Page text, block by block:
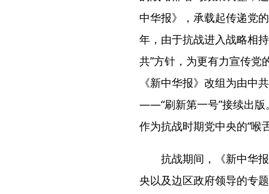
中华报》，承载起传递党
年，由于抗战进入战略相
共”方针，为更有力宣传党
《新中华报》改组为由中
——“刷新第一号”接续出版
作为抗战时期党中央的“喉
抗战期间，《新中华
央以及边区政府领导的专